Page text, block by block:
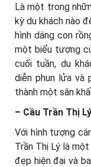
Là một trong
kỳ du khách nào
hình dáng con
một biểu tượng
cuối tuần, du
diễn phun lửa và
thành một sân
– Cầu Trần Thị Lý
Với hình tượng
Trần Thị Lý là
đẹp hiện đại và